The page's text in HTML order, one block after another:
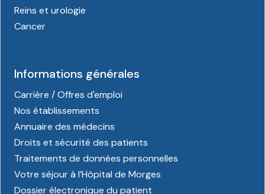
Reins et urologie
Cancer
Informations générales
Carrière / Offres d'emploi
Nos établissements
Annuaire des médecins
Droits et sécurité des patients
Traitements de données personnelles
Votre séjour à l’Hôpital de Morges
Dossier électronique du patient